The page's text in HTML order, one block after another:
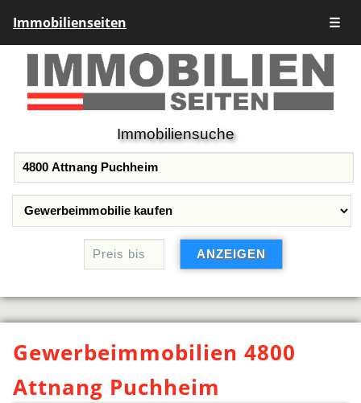
Immobilienseiten ☰
Immobiliensuche
Gewerbeimmobilien 4800
Attnang Puchheim